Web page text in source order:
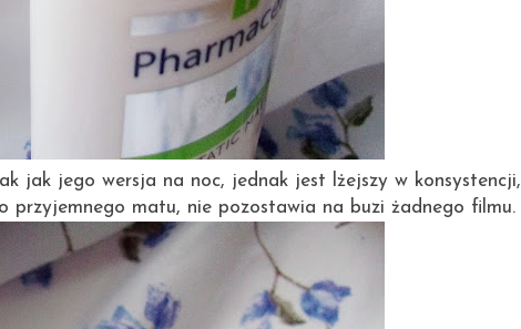
jak jego wersja na noc, jednak jest lżejszy w konsystencji,
przyjemnego matu, nie pozostawia na buzi żadnego filmu.